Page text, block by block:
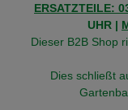
springen
ERSATZTEILE:
UHR |
Dieser B2B Shop
Dies schließt